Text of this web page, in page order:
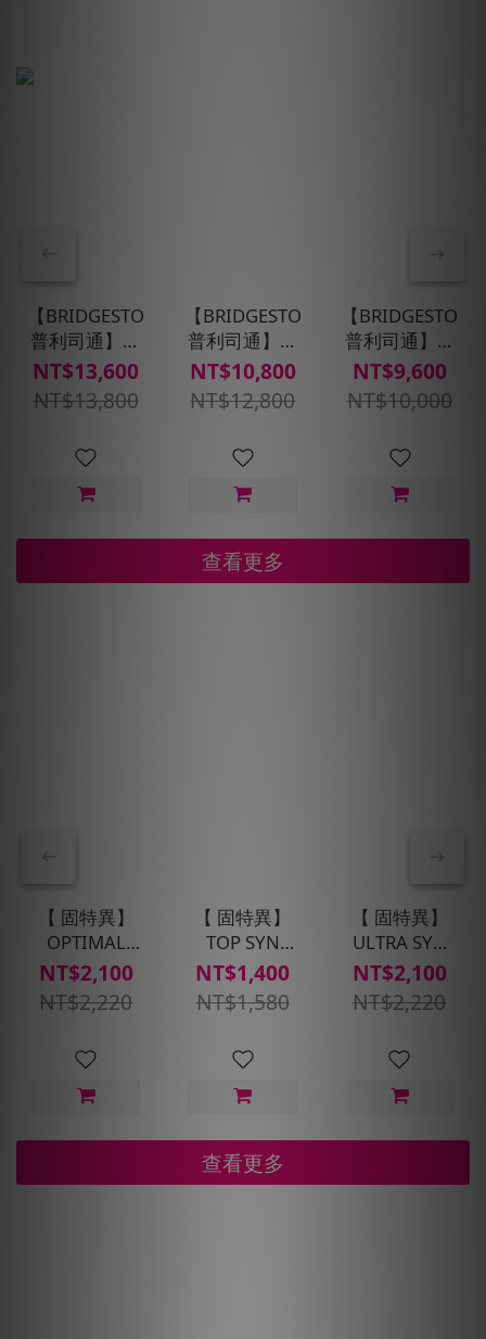
【BRIDGESTONE
普利司通】輪
胎 ECOPIA
NH100-
205/60R16_
定位平衡)
NT$13,600
NT$13,800
【BRIDGESTONE
普利司通】輪
胎 ECOPIA
NH100-
195/60R15_
定位平衡)
NT$10,800
NT$12,800
【BRIDGESTONE
普利司通】輪
胎 ECOPIA
NH100-
185/65R14_
定位平衡)
NT$9,600
NT$10,000
查看更多
【 固特異】
OPTIMAL
SYN 5W40 合
成機油4瓶+
汽車健檢保養
_耗材另計)
NT$2,100
NT$2,220
【 固特異】
TOP SYN
10W-40 合成
機油4瓶+ 汽
車健檢保養套
耗材另計)
NT$1,400
NT$1,580
【 固特異】
ULTRA SYN
5W30 LL C3
合成機油4瓶+
汽車健檢保養
資_耗材另計)
NT$2,100
NT$2,220
查看更多